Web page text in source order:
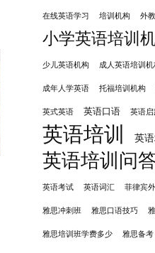
在线英语学习 培训机构 外教
小学英语培训
少儿英语机构 成人英语培训
成年人学英语 托福培训机构
英式英语 英语口语 英语
英语培训 英
英语培训问
英语考试 英语词汇 菲律宾
雅思冲刺班 雅思口语技巧
雅思培训班学费多少 雅思备考